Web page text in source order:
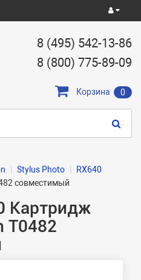
8 (495) 542-13-86
8 (800) 775-89-09
Корзина 0
Stylus Photo
RX640
совместимый
Картридж
T0482